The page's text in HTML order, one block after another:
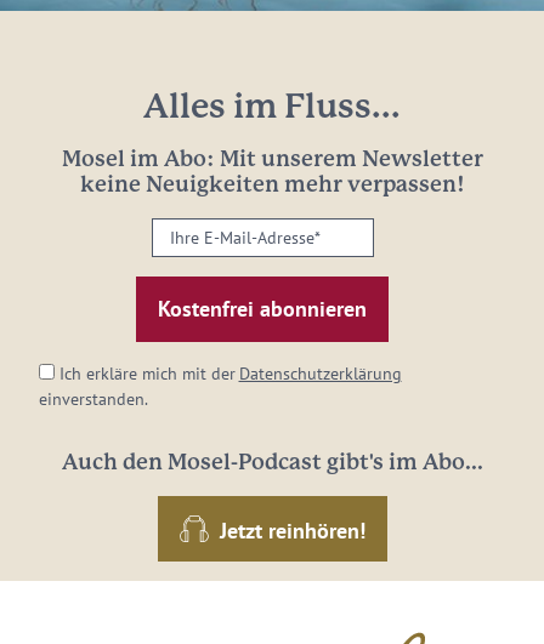
Alles im Fluss...
Mosel im Abo: Mit unserem Newsletter
keine Neuigkeiten mehr verpassen!
Ihre
E-
Mail-
Adresse:
Ich erkläre mich mit der Datenschutzerklärung
einverstanden.
Auch den Mosel-Podcast gibt's im Abo...
Jetzt reinhören!